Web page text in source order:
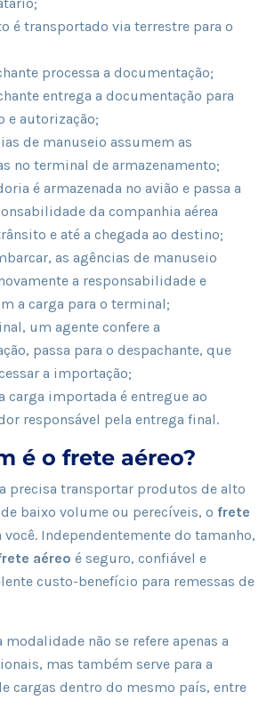
é transportado via terrestre para o
processa a documentação;
entrega a documentação para
e autorização;
de manuseio assumem as
no terminal de armazenamento;
é armazenada no avião e passa a
da companhia aérea
e até a chegada ao destino;
as agências de manuseio
a responsabilidade e
a carga para o terminal;
um agente confere a
passa para o despachante, que
a importação;
carga importada é entregue ao
responsável pela entrega final.
é o frete aéreo?
precisa transportar produtos de alto
baixo volume ou perecíveis, o frete
você. Independentemente do tamanho,
aéreo é seguro, confiável e
custo-benefício para remessas de
não se refere apenas a
mas também serve para a
cargas dentro do mesmo país, entre